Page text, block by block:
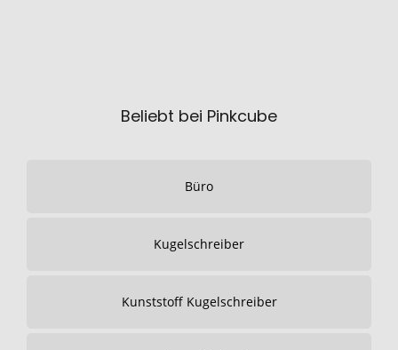
Beliebt bei Pinkcube
Büro
Kugelschreiber
Kunststoff Kugelschreiber